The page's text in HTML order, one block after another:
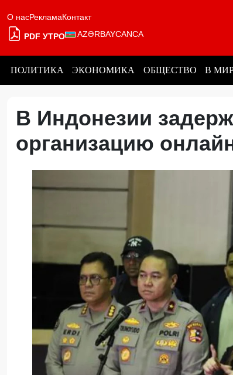
О насРекламаКонтакт
PDF УТРО AZƏRBAYCANCA
ПОЛИТИКА ЭКОНОМИКА ОБЩЕСТВО В
В Индонезии
организацию